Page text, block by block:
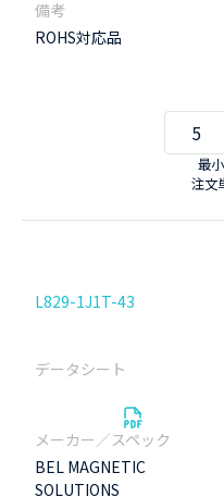
ROHS対応品
最
注文
L829-1J1T-43
BEL MAGNETIC
SOLUTIONS